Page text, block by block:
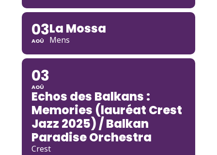
03
AOÛ
La Mossa
Mens
03
AOÛ
Echos des Balkans :
Memories (lauréat Crest
Jazz 2025) / Balkan
Paradise Orchestra
Crest